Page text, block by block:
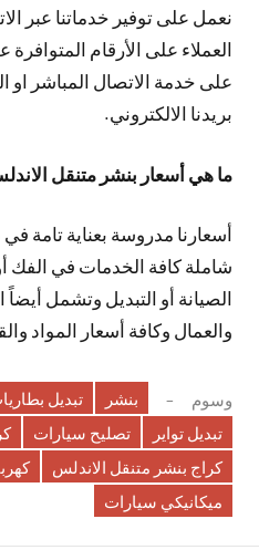
نعمل على توفير خدماتنا عبر
العملاء على الأرقام المتوافرة
على خدمة الاتصال المباشر
بريدنا الالكتروني.
ما هي أسعار بنشر متنقل
أسعارنا مدروسة بعناية تامة
شاملة كافة الخدمات في الفك
الصيانة أو التبديل وتشمل أيضاً
والعمال وكافة أسعار المواد
وسوم بنشر تبديل
تبديل تواير
تصليح سيارات
كراج بنشر متنقل الاندلس
ميكانيكي سيارات